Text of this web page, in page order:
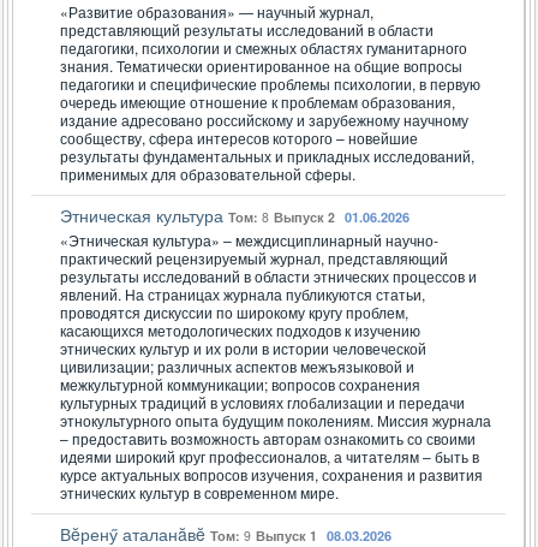
«Развитие образования» — научный журнал,
представляющий результаты исследований в области
педагогики, психологии и смежных областях гуманитарного
знания. Тематически ориентированное на общие вопросы
педагогики и специфические проблемы психологии, в первую
очередь имеющие отношение к проблемам образования,
издание адресовано российскому и зарубежному научному
сообществу, сфера интересов которого – новейшие
результаты фундаментальных и прикладных исследований,
применимых для образовательной сферы.
Этническая культура Том: 8 Выпуск 2 01.06.2026
«Этническая культура» – междисциплинарный научно-
практический рецензируемый журнал, представляющий
результаты исследований в области этнических процессов и
явлений. На страницах журнала публикуются статьи,
проводятся дискуссии по широкому кругу проблем,
касающихся методологических подходов к изучению
этнических культур и их роли в истории человеческой
цивилизации; различных аспектов межъязыковой и
межкультурной коммуникации; вопросов сохранения
культурных традиций в условиях глобализации и передачи
этнокультурного опыта будущим поколениям. Миссия журнала
– предоставить возможность авторам ознакомить со своими
идеями широкий круг профессионалов, а читателям – быть в
курсе актуальных вопросов изучения, сохранения и развития
этнических культур в современном мире.
Вĕренӳ аталанăвĕ Том: 9 Выпуск 1 08.03.2026